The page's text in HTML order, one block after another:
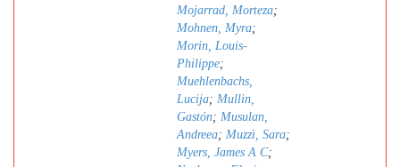
Mojarrad, Morteza;
Mohnen, Myra;
Morin, Louis-
Philippe;
Muehlenbachs,
Lucija; Mullin,
Gastón; Musulan,
Andreea; Muzzì, Sara;
Myers, James A C;